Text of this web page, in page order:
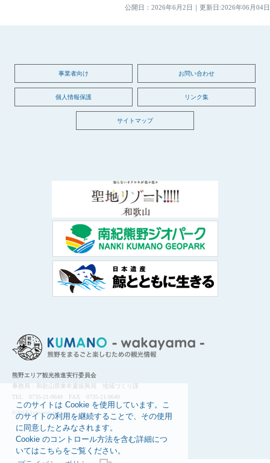
このサイトは Cookie を使用しています。こ
のサイトの利用を継続することで、その使用
に同意したとみなされます。
Cookie のコントロール方法を含む詳細につ
いてはこちらをご覧ください。
公開日： 2026年6月2日 ｜ 更新日:2026年06月04日
熊野エリア観光推進実行委員会
事務局：和歌山県東牟婁振興局 地域づくり課
TEL 0735-21-9649 FAX 0735-21-9640
©2019 kumano-area
事業者向け お問い合わせ
個人情報保護 リンク集
サイトマップ